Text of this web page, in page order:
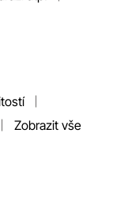
Zobrazit vše